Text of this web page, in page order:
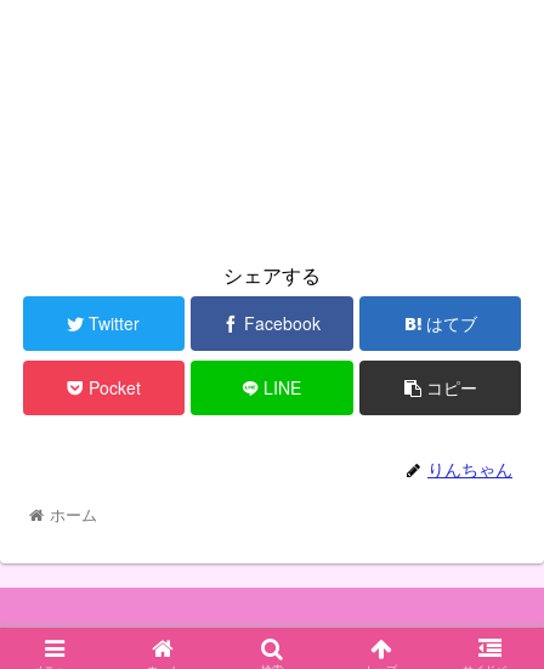
シェアする
Twitter Facebook はてブ
Pocket LINE コピー
りんちゃん
ホーム
© 2020 めいく らいふ すいーつ.